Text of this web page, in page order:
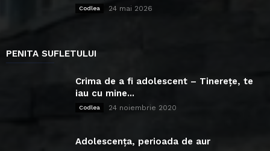
Codlea 24 mai 2026
PENITA SUFLETULUI
Crima de a fi adolescent – Tinerețe, te
iau cu mine...
Codlea 24 noiembrie 2020
Adolescența, perioada de aur